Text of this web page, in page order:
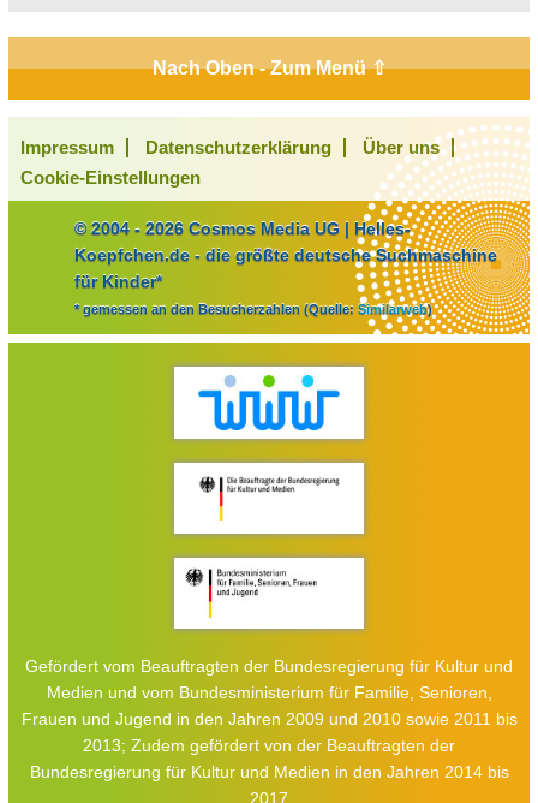
Nach Oben - Zum Menü ⇧
Impressum Datenschutzerklärung
Über uns
Cookie-Einstellungen
© 2004 - 2026 Cosmos Media UG | Helles-
Koepfchen.de - die größte deutsche Suchmaschine
für Kinder*
* gemessen an den Besucherzahlen (Quelle: Similarweb)
Gefördert vom Beauftragten der Bundesregierung für Kultur und
Medien und vom Bundesministerium für Familie, Senioren,
Frauen und Jugend in den Jahren 2009 und 2010 sowie 2011 bis
2013; Zudem gefördert von der Beauftragten der
Bundesregierung für Kultur und Medien in den Jahren 2014 bis
2017